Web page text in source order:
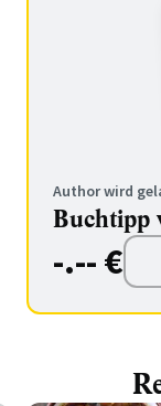
Author wird
Buchtipp
-.-- €